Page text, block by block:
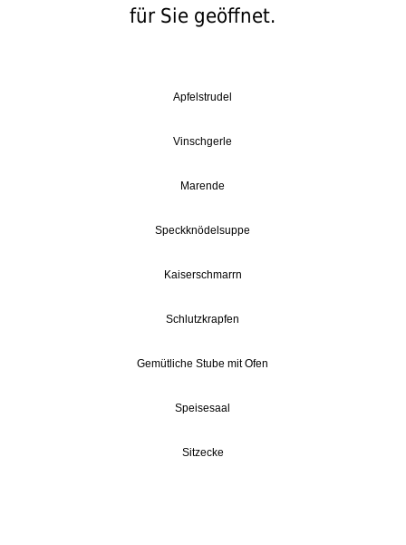
für Sie geöffnet.
Apfelstrudel
Vinschgerle
Marende
Speckknödelsuppe
Kaiserschmarrn
Schlutzkrapfen
Gemütliche Stube mit Ofen
Speisesaal
Sitzecke